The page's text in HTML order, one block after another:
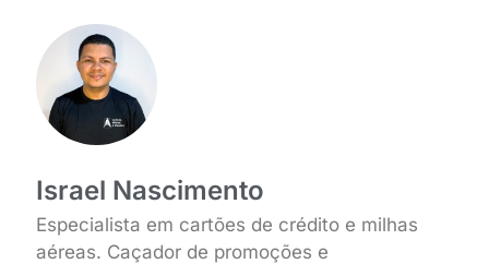
Israel Nascimento
Especialista em cartões de crédito e milhas
aéreas. Caçador de promoções e